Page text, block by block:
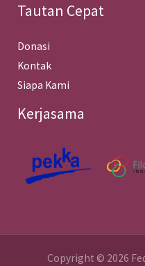
Tautan Cepat
Donasi
Kontak
Siapa Kami
Kerjasama
Copyright © 2026